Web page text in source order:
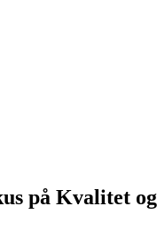
på Kvalitet og